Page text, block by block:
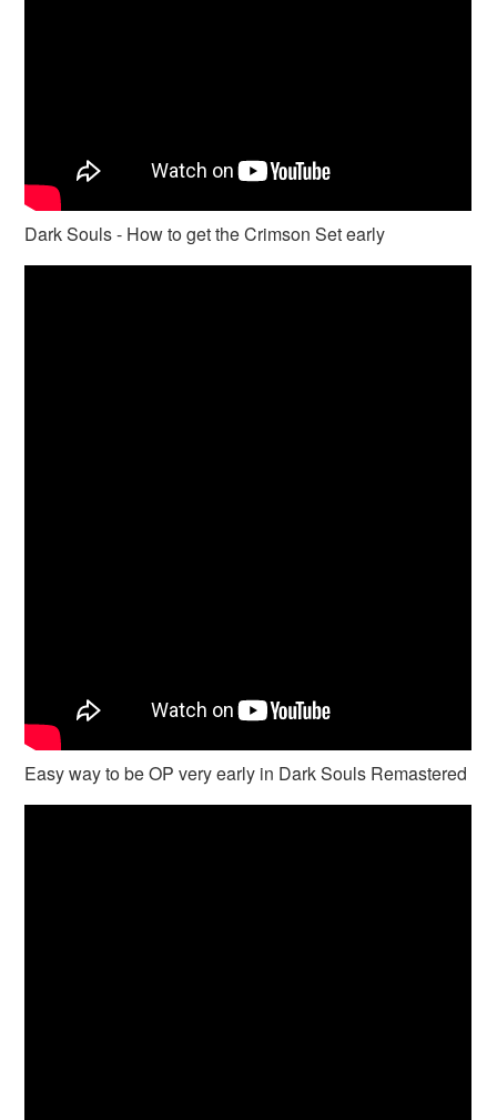
Dark Souls - How to get the Crimson Set early
Easy way to be OP very early in Dark Souls Remastered